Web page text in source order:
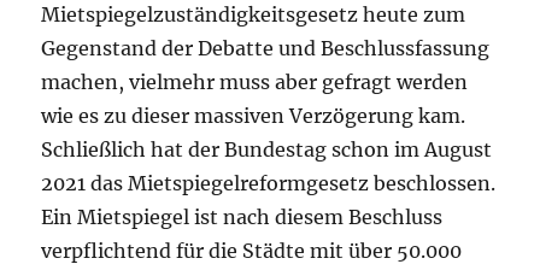
Mietspiegelzuständigkeitsgesetz heute zum
Gegenstand der Debatte und Beschlussfassung
machen, vielmehr muss aber gefragt werden
wie es zu dieser massiven Verzögerung kam.
Schließlich hat der Bundestag schon im August
2021 das Mietspiegelreformgesetz beschlossen.
Ein Mietspiegel ist nach diesem Beschluss
verpflichtend für die Städte mit über 50.000